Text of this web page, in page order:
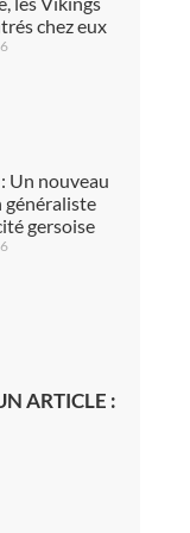
chez eux
Un nouveau
généraliste
gersoise
ARTICLE :